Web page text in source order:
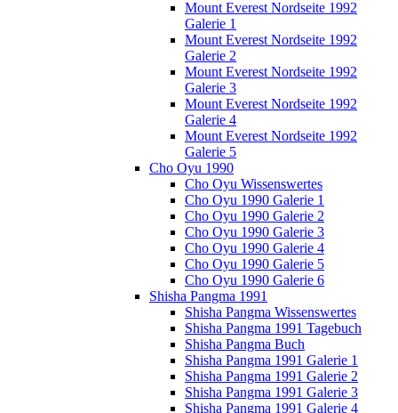
Mount Everest Nordseite 1992
Galerie 1
Mount Everest Nordseite 1992
Galerie 2
Mount Everest Nordseite 1992
Galerie 3
Mount Everest Nordseite 1992
Galerie 4
Mount Everest Nordseite 1992
Galerie 5
Cho Oyu 1990
Cho Oyu Wissenswertes
Cho Oyu 1990 Galerie 1
Cho Oyu 1990 Galerie 2
Cho Oyu 1990 Galerie 3
Cho Oyu 1990 Galerie 4
Cho Oyu 1990 Galerie 5
Cho Oyu 1990 Galerie 6
Shisha Pangma 1991
Shisha Pangma Wissenswertes
Shisha Pangma 1991 Tagebuch
Shisha Pangma Buch
Shisha Pangma 1991 Galerie 1
Shisha Pangma 1991 Galerie 2
Shisha Pangma 1991 Galerie 3
Shisha Pangma 1991 Galerie 4